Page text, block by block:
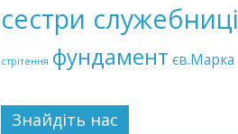
сестри служебниці
стрітення фундамент єв.Марка
Знайдіть нас